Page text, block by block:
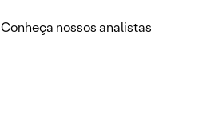
Conheça nossos analistas